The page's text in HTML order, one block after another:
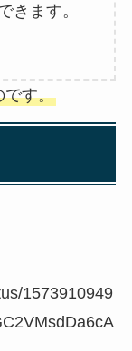
きます。
です。
1573910949